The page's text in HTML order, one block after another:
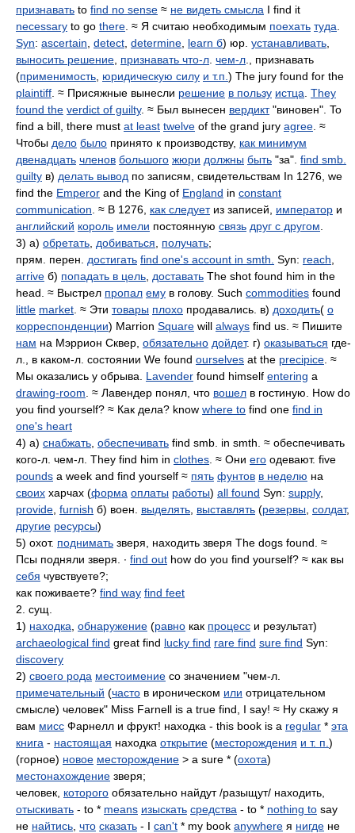
признавать to find no sense ≈ не видеть смысла I find it
necessary to go there . ≈ Я считаю необходимым поехать туда
Syn: ascertain detect determine learn б) юр. устанавливать
выносить решение признавать что-л чем-л ., признавать
(применимость юридическую силу и т.п. ) The jury found for the
plaintiff . ≈ Присяжные вынесли решение в пользу истца They
found the verdict of guilty. ≈ Был вынесен вердикт"виновен". To
find a bill, there must at least twelve of the grand jury agree . ≈
Чтобы дело было принято к производству, как минимум
двенадцать членов большого жюри должны быть "за". find smb.
guilty в) делать вывод по записям, свидетельствам In 1276, we
find the Emperor and the King of England in constant
communication . ≈ В 1276, как следуетиз записей, император и
английский король имели постоянную связь друг с другом
3) а) обретать добиваться получать;
прям. перен. достигать find one's account in smth. Syn: reach
arrive б) попадать в цель доставать The shot found him in the
head. ≈ Выстрел пропал ему в голову. Such commodities found
little market . ≈ Эти товары плохо продавались. в) доходить( о
корреспонденции) Marrion Square will always find us. ≈ Пишите
нам на Мэррион Сквер, обязательно дойдет. г) оказываться где-
л., в каком-л. состоянии We found ourselves at the precipice . ≈
Мы оказались у обрыва. Lavender found himself entering a
drawing-room . ≈ Лавендер понял, что вошел в гостиную. How do
you find yourself? ≈ Как дела? know where to find one find in
one's heart
4) а) снабжать обеспечивать find smb. in smth. ≈ обеспечивать
кого-л. чем-л. They find him in clothes . ≈ Они его одевают. five
pounds a week and find yourself ≈ пять фунтов в неделю на
своих харчах (форма оплаты работы) all found Syn: supply,
provide furnish б) воен. выделять выставлять (резервы солдат,
другие ресурсы)
5) охот. поднимать зверя, находить зверя The dogs found. ≈
Псы подняли зверя. ∙ find out how do you find yourself? ≈ как вы
себя чувствуете?;
как поживаете? find way find feet
2. сущ.
1) находка обнаружение (равно как процесс и результат)
archaeological find great find lucky find rare find sure find Syn:
discovery
2) своего рода местоимение со значением "чем-л.
примечательный (часто в ироническом или отрицательном
смысле) человек" Miss Farnell is a true find, I say! ≈ Ну скажу я
вам мисс Фарнелл и фрукт! находка - this book is a regular * эта
книга - настоящая находка открытие (месторождения и т. п. )
(горное) новое месторождение > a sure * (охота)
местонахождение зверя;
человек, которого обязательно найдут /разыщут/ находить,
отыскивать - to * means изыскать средства - to * nothing to say
не найтись что сказать - I can't * my book anywhere я нигде не